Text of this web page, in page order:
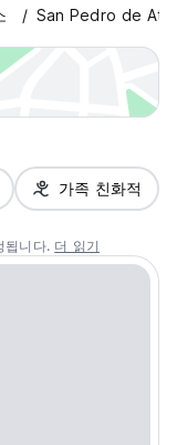
San Pedro de
가족 친화적
됩니다. 더 읽기